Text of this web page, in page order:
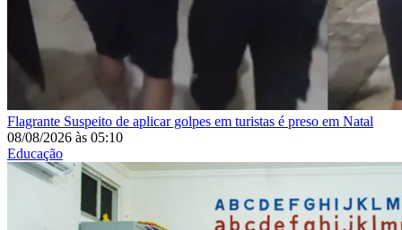
Flagrante Suspeito de aplicar golpes em turistas é preso em Natal
08/08/2026 às 05:10
Educação